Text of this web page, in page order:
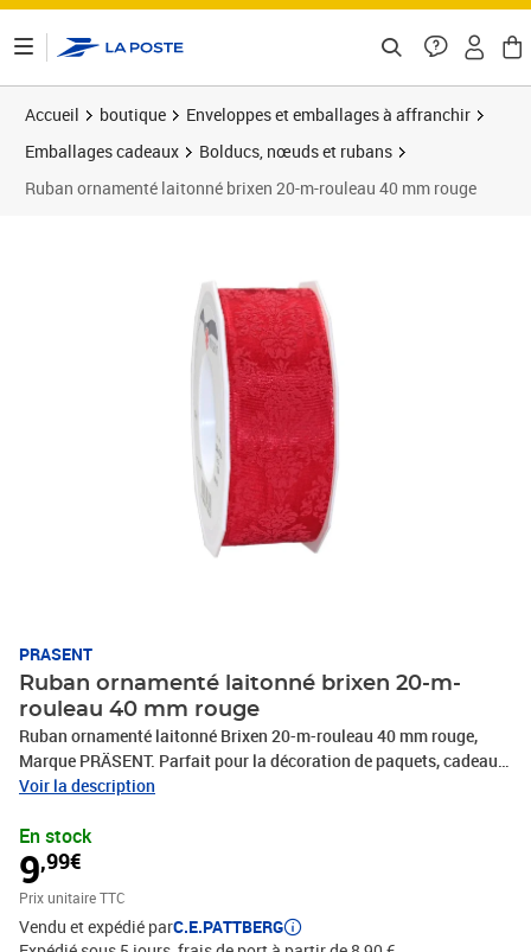
Accueil boutique
Enveloppes et emballages à affranchir
Emballages cadeaux
Bolducs, nœuds et rubans
Ruban ornamenté laitonné brixen 20-m-rouleau 40 mm rouge
PRASENT
Ruban ornamenté laitonné brixen 20-m-
rouleau 40 mm rouge
Ruban ornamenté laitonné Brixen 20-m-rouleau 40 mm rouge,
Marque PRÄSENT. Parfait pour la décoration de paquets, cadeaux,
loisirs décoratifs et tous vos projets DIY. Nos produits sont
recyclés. Pour toutes les occasions : que ce soit pour un
anniversaire, un baptême, une communion, Noël, le Nouvel An ou
même pour Pâques – ce fabuleux accessoire rend rapidement les
emballages cadeaux beaux et attrayants.
Voir la description
En stock
9,99€
Prix unitaire TTC
Vendu et expédié parC.E.PATTBERG